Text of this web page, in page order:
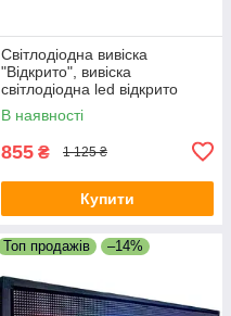
Світлодіодна вивіска
"Відкрито", вивіска
світлодіодна led відкрито
В наявності
855 ₴ 1 125 ₴
Купити
Топ продажів –14%